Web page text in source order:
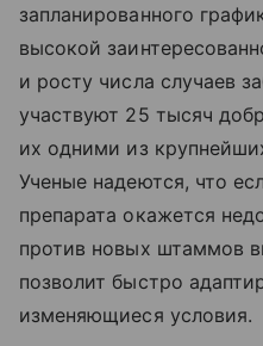
запланированного
высокой
и росту числа случаев
участвуют 25 тысяч
их одними из
Ученые надеются, что
препарата окажется
против новых штаммов
позволит быстро
изменяющиеся условия.